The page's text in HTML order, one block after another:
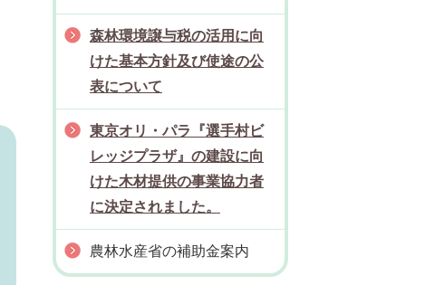
森林環境譲与税の活用に向
けた基本方針及び使途の公
表について
東京オリ・パラ『選手村ビ
レッジプラザ』の建設に向
けた木材提供の事業協力者
に決定されました。
農林水産省の補助金案内